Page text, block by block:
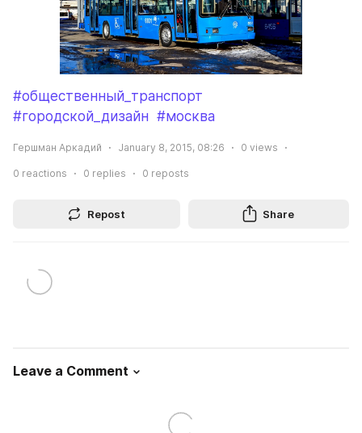
#общественный_транспорт
#городской_дизайн #москва
Гершман Аркадий January 8, 2015, 08:26 0 views
0 reactions 0 replies 0 reposts
Repost Share
Leave a Comment